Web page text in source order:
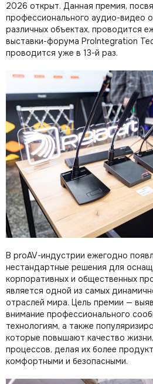
2026 открыт. Данная премия,
профессионального аудио-видео
различных объектах, проводится
выставки-форума ProIntegration
проводится уже в 13-й раз.
В proAV-индустрии ежегодно
нестандартные решения для
корпоративных и общественных
является одной из самых
отраслей мира. Цель премии —
внимание профессионального
технологиям, а также
которые повышают качество
процессов, делая их более
комфортными и безопасными.